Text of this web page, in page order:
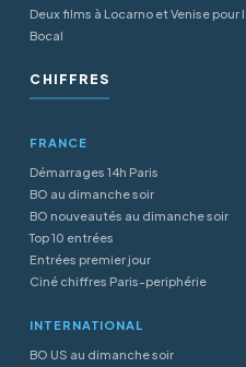
Deux films à Locarno et Venise
Bocal
CHIFFRES
FRANCE
Démarrages 14h Paris
BO au dimanche soir
BO nouveautés au dimanche soir
Top 10 entrées
Entrées premier jour
Ciné chiffres Paris-periphérie
INTERNATIONAL
BO US au dimanche soir